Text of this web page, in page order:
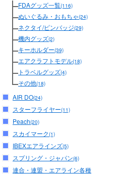
FDAグッズ一覧(116)
ぬいぐるみ・おもちゃ(24)
ネクタイ/ピンバッジ(29)
機内グッズ(2)
キーホルダー(39)
エアクラフトモデル(18)
トラベルグッズ(4)
その他(18)
AIR DO(24)
スターフライヤー(11)
Peach(20)
スカイマーク(1)
IBEXエアラインズ(5)
スプリング・ジャパン(6)
連合・連盟・エアライン各種